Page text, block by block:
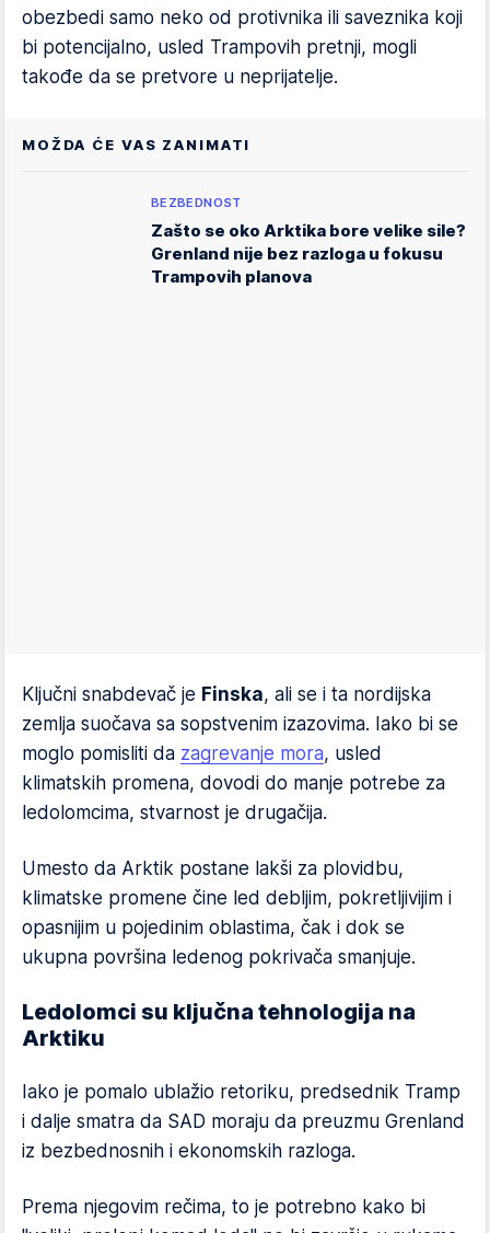
obezbedi samo neko od protivnika ili saveznika koji
bi potencijalno, usled Trampovih pretnji, mogli
takođe da se pretvore u neprijatelje.
MOŽDA ĆE VAS ZANIMATI
BEZBEDNOST
Zašto se oko Arktika bore velike sile?
Grenland nije bez razloga u fokusu
Trampovih planova
Ključni snabdevač je Finska, ali se i ta nordijska
zemlja suočava sa sopstvenim izazovima. Iako bi se
moglo pomisliti da zagrevanje mora, usled
klimatskih promena, dovodi do manje potrebe za
ledolomcima, stvarnost je drugačija.
Umesto da Arktik postane lakši za plovidbu,
klimatske promene čine led debljim, pokretljivijim i
opasnijim u pojedinim oblastima, čak i dok se
ukupna površina ledenog pokrivača smanjuje.
Ledolomci su ključna tehnologija na
Arktiku
Iako je pomalo ublažio retoriku, predsednik Tramp
i dalje smatra da SAD moraju da preuzmu Grenland
iz bezbednosnih i ekonomskih razloga.
Prema njegovim rečima, to je potrebno kako bi